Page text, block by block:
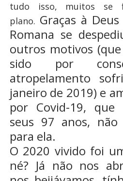
tudo isso, muitos se
plano. Graças à
Romana se
outros motivos
sido por
atropelamento
janeiro de 2019) e
por Covid-19,
seus 97 anos,
para ela.
O 2020 vivido foi
né? Já não nos